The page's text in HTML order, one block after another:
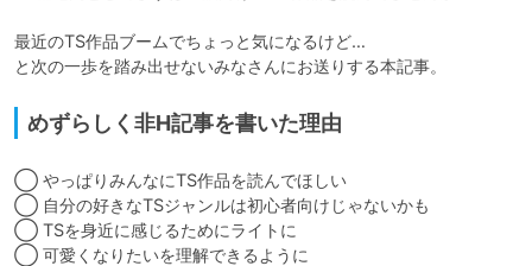
最近のTS作品ブームでちょっと気になるけど…
と次の一歩を踏み出せないみなさんにお送りする本記事。
めずらしく非H記事を書いた理由
◯ やっぱりみんなにTS作品を読んでほしい
◯ 自分の好きなTSジャンルは初心者向けじゃないかも
◯ TSを身近に感じるためにライトに
◯ 可愛くなりたいを理解できるように